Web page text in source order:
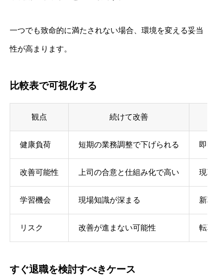
一つでも致命的に満たされない場合、環境を変える妥当
性が高まります。
比較表で可視化する
観点 続けて改善
健康負荷 短期の業務調整で下げられる 即時
改善可能性 上司の合意と仕組み化で高い 現職
学習機会 現場知識が深まる 新職
リスク 改善が進まない可能性 転職
すぐ退職を検討すべきケース